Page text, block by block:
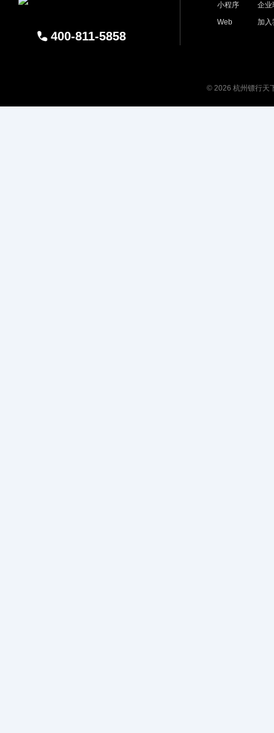
400-811-5858
小程序
Web
企业
加入
© 2026 杭州镖行天